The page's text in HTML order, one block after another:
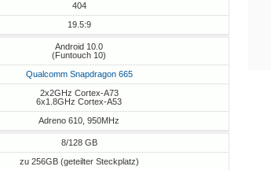
404
19.5:9
Android 10.0
(Funtouch 10)
Qualcomm Snapdragon 665
2x2GHz Cortex-A73
6x1.8GHz Cortex-A53
Adreno 610, 950MHz
8/128 GB
zu 256GB (geteilter Steckplatz)